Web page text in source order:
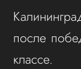
после
классе.